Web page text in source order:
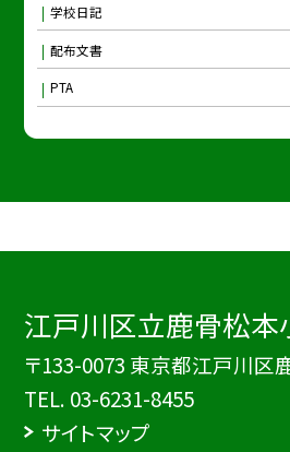
学校日記
配布文書
PTA
江戸川区立鹿骨松本
〒133-0073 東京都江戸川区
TEL. 03-6231-8455
サイトマップ